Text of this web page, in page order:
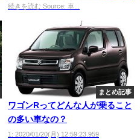
続きを読む Source: 車...
まとめ記事
ワゴンRってどんな人が乗ること
の多い車なの？
1: 2020/01/20(月) 12:59:23.959